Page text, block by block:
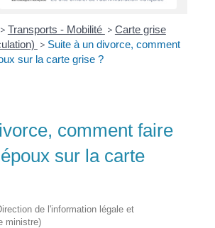
> Transports - Mobilité > Carte grise
> Suite à un divorce, comment
sur la carte grise ?
comment faire
sur la carte
de l'information légale et
ministre)